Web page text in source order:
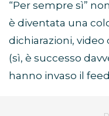
“Per sempre sì”
è diventata una
dichiarazioni,
(sì, è successo
hanno invaso il